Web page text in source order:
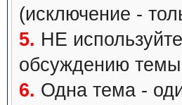
(исключение -
5. НЕ
обсуждению
6. Одна тема -